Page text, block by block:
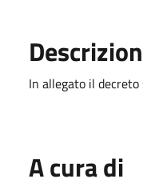
In allegato il
A cura di